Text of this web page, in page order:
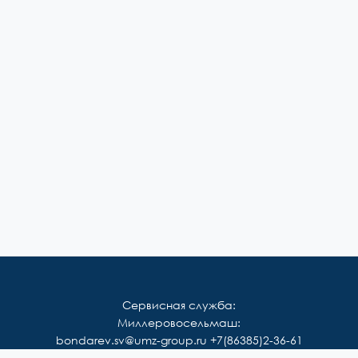
Сервисная служба:
Миллеровосельмаш:
bondarev.sv@umz-group.ru +7(86385)2-36-61